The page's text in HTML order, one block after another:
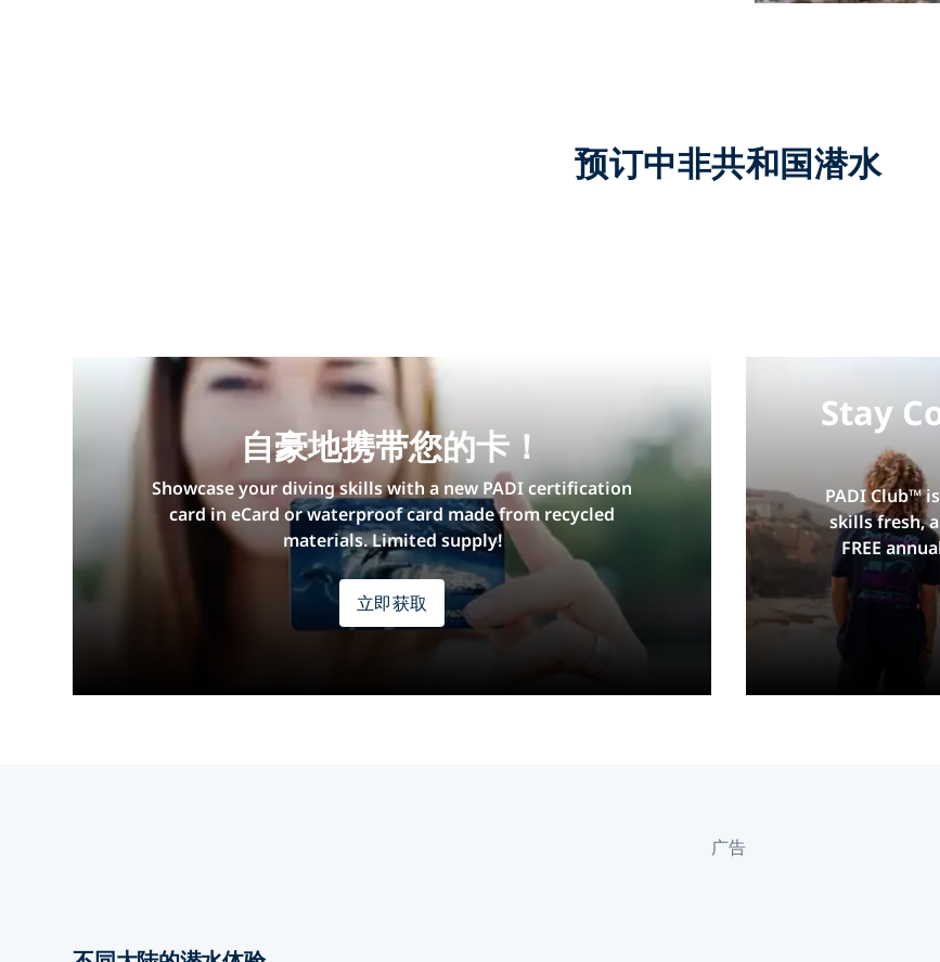
预订中非共和国潜水
自豪地携带您的卡！
Showcase your diving skills with a new PADI certification
card in eCard or waterproof card made from recycled
materials. Limited supply!
立即获取
Stay
PADI Club™
skills fresh,
FREE
广告